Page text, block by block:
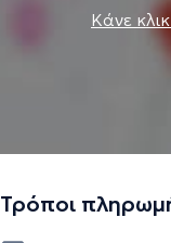
Κάνε
Τρόποι